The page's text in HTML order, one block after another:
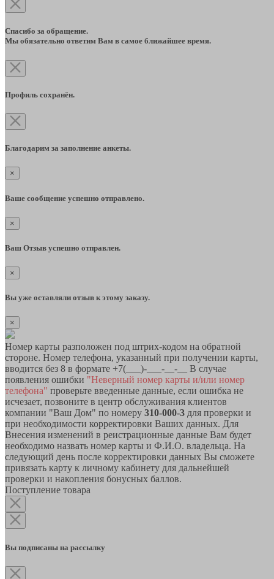
Спасибо за обращение.
Мы обязательно ответим Вам в самое ближайшее время.
Профиль сохранён.
Благодарим за заполнение анкеты.
×
Ваше сообщение успешно отправлено.
×
Ваш Отзыв успешно отправлен.
×
Вы уже оставляли отзыв к этому заказу.
×
Номер карты разположен под штрих-кодом на обратной
стороне. Номер телефона, указанный при получении карты,
вводится без 8 в формате +7(___)-___-__-__ В случае
появления ошибки "Неверный номер карты и/или номер
телефона" проверьте введенные данные, если ошибка не
исчезает, позвоните в центр обслуживания клиентов
компании "Ваш Дом" по номеру 310-000-3 для проверки и
при необходимости корректировки Ваших данных. Для
Внесения изменений в реистрационные данные Вам будет
необходимо назвать номер карты и Ф.И.О. владельца. На
следующий день после корректировки данных Вы сможете
привязать карту к личному кабинету для дальнейшей
проверки и накопления бонусных баллов.
Поступление товара
Вы подписаны на рассылку